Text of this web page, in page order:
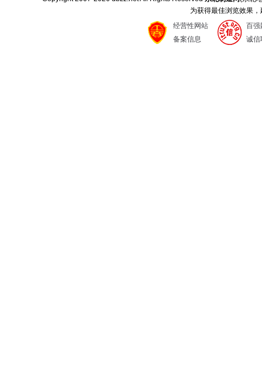
为获得最佳浏览效果
经营性网站
备案信息
百强
诚信